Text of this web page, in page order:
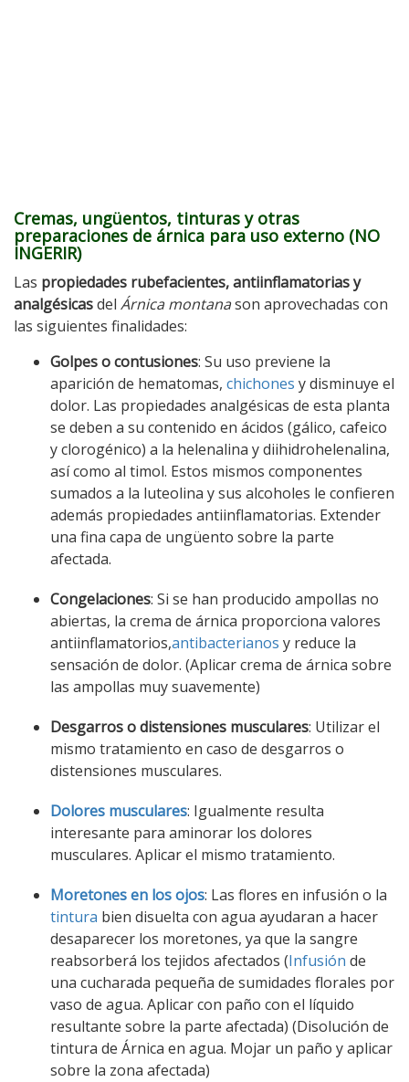
Cremas, ungüentos, tinturas y otras
preparaciones de árnica para uso externo (NO
INGERIR)
Las propiedades rubefacientes, antiinflamatorias y
analgésicasdel Árnica montanason aprovechadas con
las siguientes finalidades:
Golpes o contusiones: Su uso previene la
aparición de hematomas, chichones y disminuye el
dolor. Las propiedades analgésicas de esta planta
se deben a su contenido en ácidos (gálico, cafeico
y clorogénico) a la helenalina y diihidrohelenalina,
así como al timol. Estos mismos componentes
sumados a la luteolina y sus alcoholes le confieren
además propiedades antiinflamatorias. Extender
una fina capa de ungüento sobre la parte
afectada.
Congelaciones: Si se han producido ampollas no
abiertas, la crema de árnica proporciona valores
antiinflamatorios,antibacterianos y reduce la
sensación de dolor. (Aplicar crema de árnica sobre
las ampollas muy suavemente)
Desgarros o distensiones musculares: Utilizar el
mismo tratamiento en caso de desgarros o
distensiones musculares.
Dolores musculares: Igualmente resulta
interesante para aminorar los dolores
musculares. Aplicar el mismo tratamiento.
Moretones en los ojos: Las flores en infusión o la
tintura bien disuelta con agua ayudaran a hacer
desaparecer los moretones, ya que la sangre
reabsorberá los tejidos afectados (Infusión de
una cucharada pequeña de sumidades florales por
vaso de agua. Aplicar con paño con el líquido
resultante sobre la parte afectada) (Disolución de
tintura de Árnica en agua. Mojar un paño y aplicar
sobre la zona afectada)